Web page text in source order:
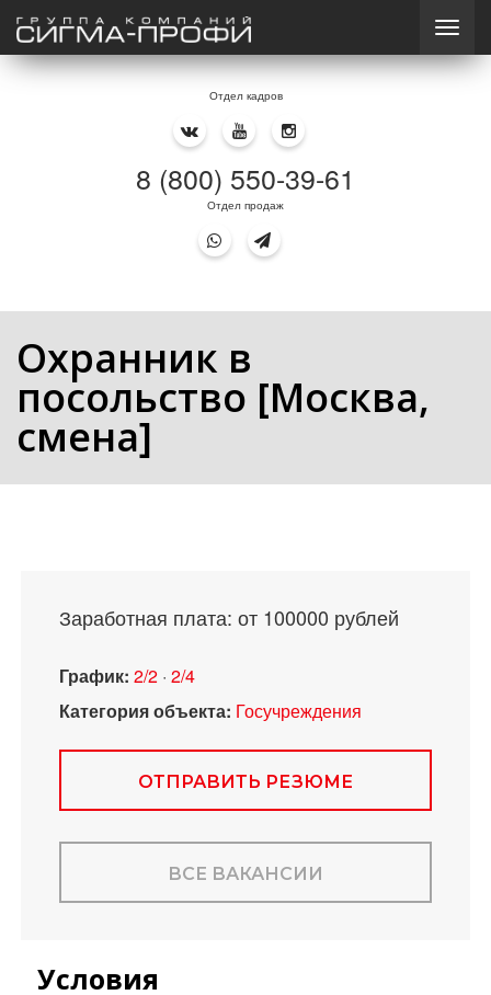
Отдел кадров
8 (800) 550-39-61
Отдел продаж
Охранник в
посольство [Москва,
смена]
Заработная плата: от 100000 рублей
График: 2/2 · 2/4
Категория объекта: Госучреждения
ОТПРАВИТЬ РЕЗЮМЕ
ВСЕ ВАКАНСИИ
Условия